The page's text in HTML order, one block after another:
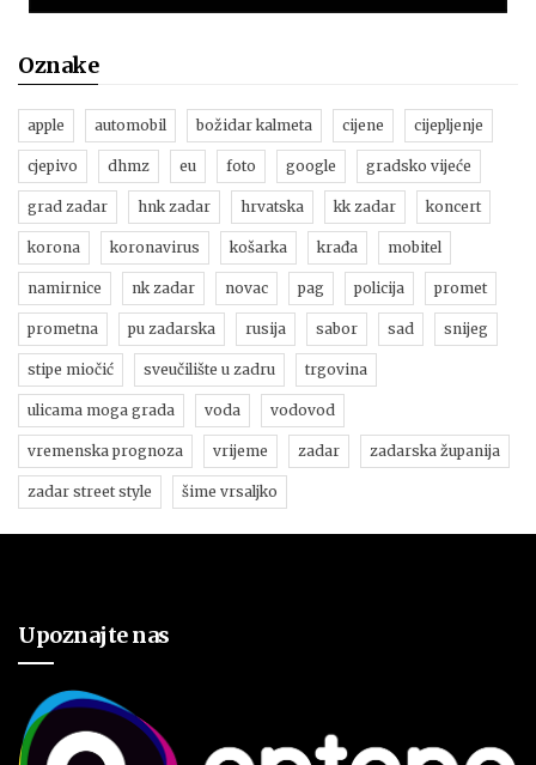
Oznake
apple automobil božidar kalmeta cijene cijepljenje
cjepivo dhmz eu foto google gradsko vijeće
grad zadar hnk zadar hrvatska kk zadar koncert
korona koronavirus košarka krađa mobitel
namirnice nk zadar novac pag policija promet
prometna pu zadarska rusija sabor sad snijeg
stipe miočić sveučilište u zadru trgovina
ulicama moga grada voda vodovod
vremenska prognoza vrijeme zadar zadarska županija
zadar street style šime vrsaljko
Upoznajte nas